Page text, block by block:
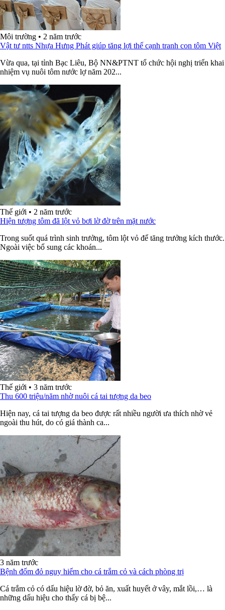
Môi trường • 2 năm trước
Vật tư ntts Nhựa Hưng Phát giúp tăng lợi thế cạnh tranh con tôm Việt
Vừa qua, tại tỉnh Bạc Liêu, Bộ NN&PTNT tổ chức hội nghị triển khai
nhiệm vụ nuôi tôm nước lợ năm 202...
Thế giới • 2 năm trước
Hiện tượng tôm đã lột vỏ bơi lờ đờ trên mặt nước
Trong suốt quá trình sinh trưởng, tôm lột vỏ để tăng trưởng kích thước.
Ngoài việc bổ sung các khoán...
Thế giới • 3 năm trước
Thu 600 triệu/năm nhờ nuôi cá tai tượng da beo
Hiện nay, cá tai tượng da beo được rất nhiều người ưa thích nhờ vẻ
ngoài thu hút, do có giá thành ca...
3 năm trước
Bệnh đốm đỏ nguy hiểm cho cá trắm cỏ và cách phòng trị
Cá trắm cỏ có dấu hiệu lờ đờ, bỏ ăn, xuất huyết ở vây, mắt lồi,… là
những dấu hiệu cho thấy cá bị bệ...